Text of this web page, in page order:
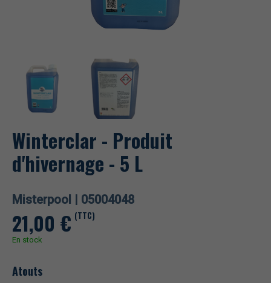
Winterclar - Produit
d'hivernage - 5 L
Misterpool | 05004048
21,00 € (TTC)
En stock
Atouts